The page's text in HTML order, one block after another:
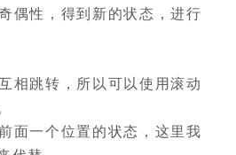
偶性，得到新的状态，进行
相跳转，所以可以使用滚动
面一个位置的状态，这里我